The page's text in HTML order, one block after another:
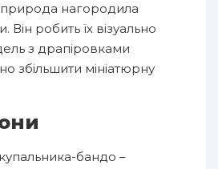
природа нагородила
робить їх візуально
з драпіровками
збільшити мініатюрну
бандо –